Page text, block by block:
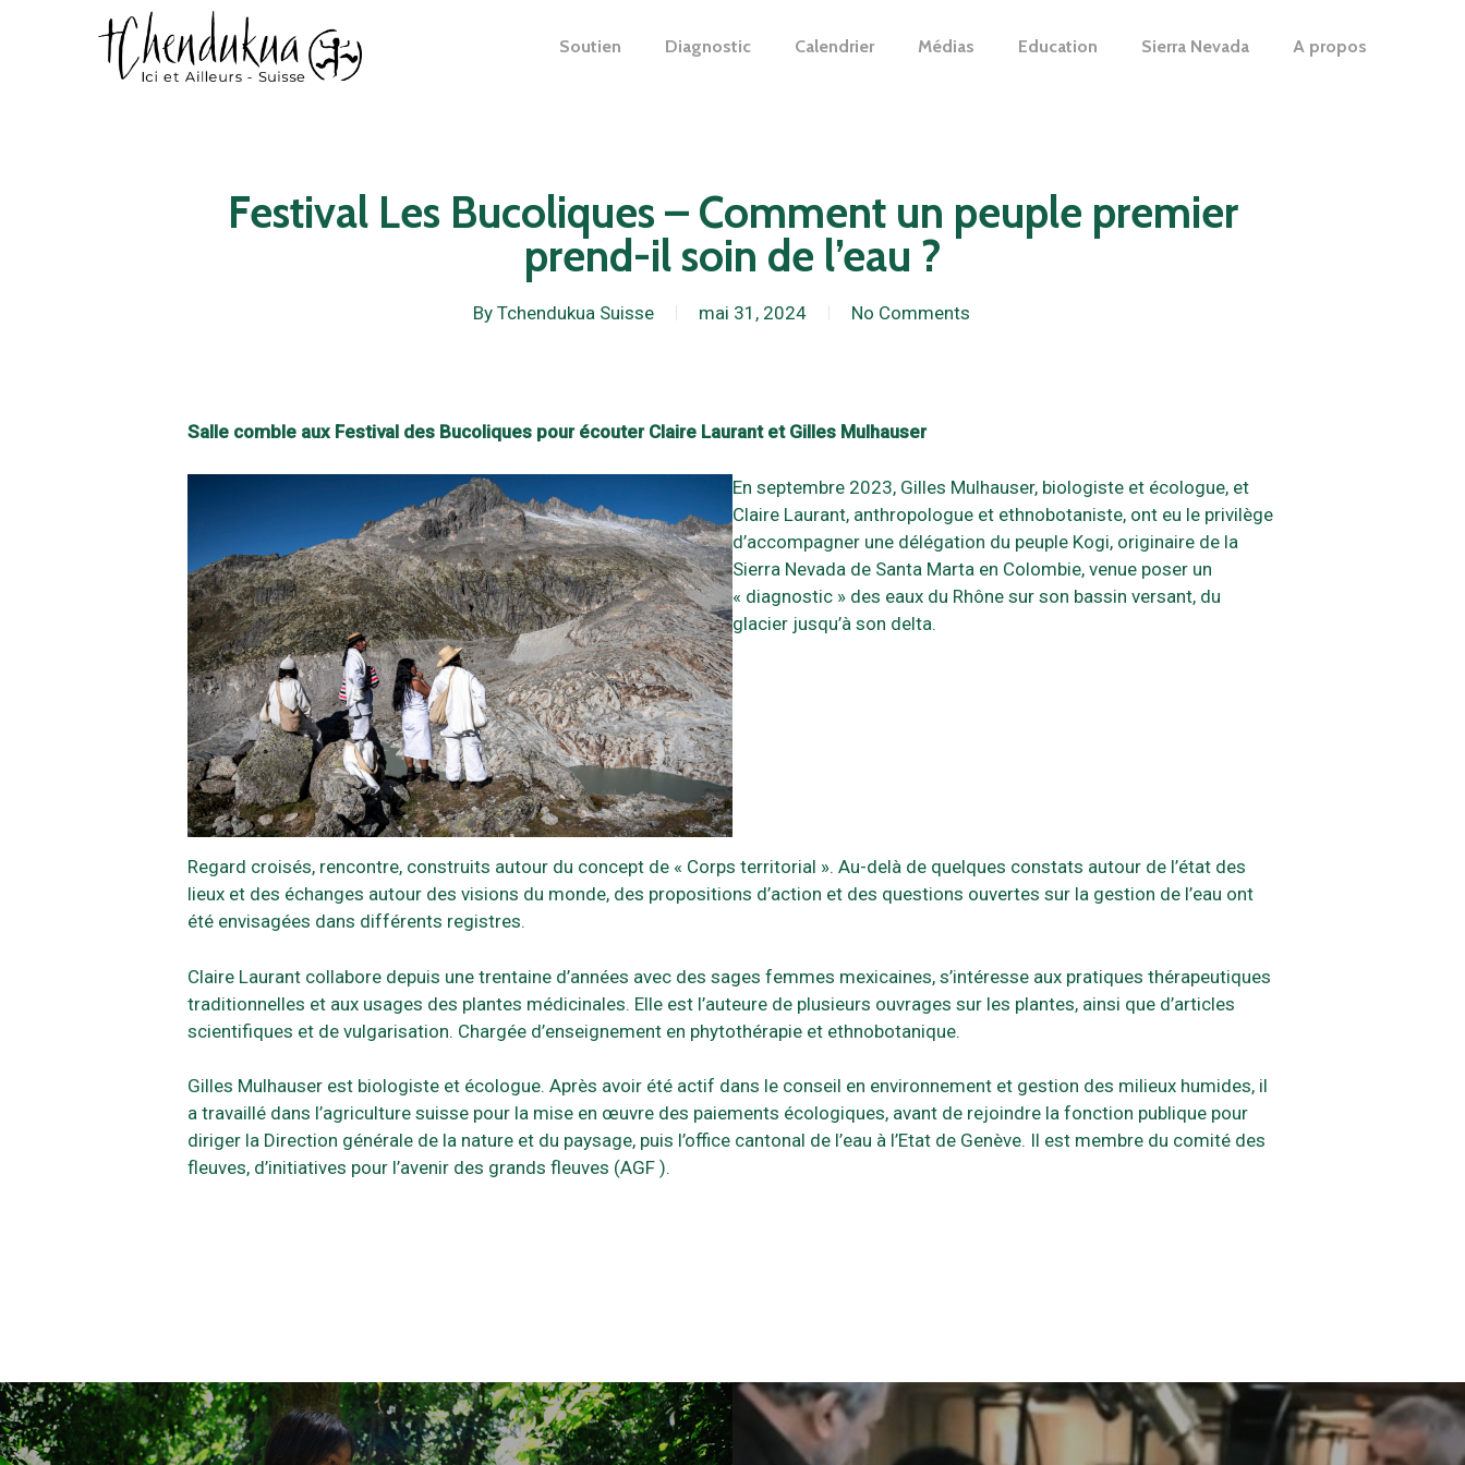
Soutien Diagnostic Calendrier Médias Education Sierra Nevada A propos
Festival Les Bucoliques – Comment un peuple premier
prend-il soin de l’eau ?
By Tchendukua Suisse mai 31, 2024 No Comments
Salle comble aux Festival des Bucoliques pour écouter Claire Laurant et Gilles Mulhauser
En septembre 2023, Gilles Mulhauser, biologiste et écologue, et
Claire Laurant, anthropologue et ethnobotaniste, ont eu le privilège
d’accompagner une délégation du peuple Kogi, originaire de la
Sierra Nevada de Santa Marta en Colombie, venue poser un
« diagnostic » des eaux du Rhône sur son bassin versant, du
glacier jusqu’à son delta.
Regard croisés, rencontre, construits autour du concept de « Corps territorial ». Au-delà de quelques constats autour de l’état des
lieux et des échanges autour des visions du monde, des propositions d’action et des questions ouvertes sur la gestion de l’eau ont
été envisagées dans différents registres.
Claire Laurant collabore depuis une trentaine d’années avec des sages femmes mexicaines, s’intéresse aux pratiques thérapeutiques
traditionnelles et aux usages des plantes médicinales. Elle est l’auteure de plusieurs ouvrages sur les plantes, ainsi que d’articles
scientifiques et de vulgarisation. Chargée d’enseignement en phytothérapie et ethnobotanique.
Gilles Mulhauser est biologiste et écologue. Après avoir été actif dans le conseil en environnement et gestion des milieux humides, il
a travaillé dans l’agriculture suisse pour la mise en œuvre des paiements écologiques, avant de rejoindre la fonction publique pour
diriger la Direction générale de la nature et du paysage, puis l’office cantonal de l’eau à l’Etat de Genève. Il est membre du comité des
fleuves, d’initiatives pour l’avenir des grands fleuves (AGF ).